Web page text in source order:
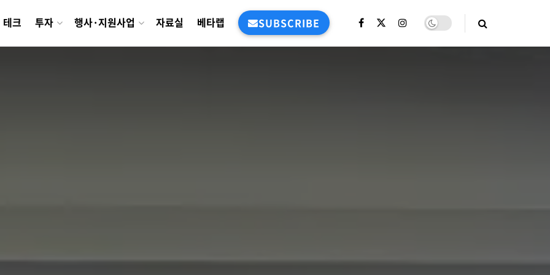
테크 투자 행사·지원사업 자료실 베타랩 SUBSCRIBE